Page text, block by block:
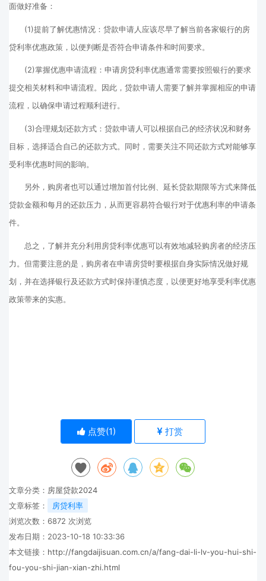
面做好准备：
(1)提前了解优惠情况：贷款申请人应该尽早了解当前各家银行的房
贷利率优惠政策，以便判断是否符合申请条件和时间要求。
(2)掌握优惠申请流程：申请房贷利率优惠通常需要按照银行的要求
提交相关材料和申请流程。因此，贷款申请人需要了解并掌握相应的申请
流程，以确保申请过程顺利进行。
(3)合理规划还款方式：贷款申请人可以根据自己的经济状况和财务
目标，选择适合自己的还款方式。同时，需要关注不同还款方式对能够享
受利率优惠时间的影响。
另外，购房者也可以通过增加首付比例、延长贷款期限等方式来降低
贷款金额和每月的还款压力，从而更容易符合银行对于优惠利率的申请条
件。
总之，了解并充分利用房贷利率优惠可以有效地减轻购房者的经济压
力。但需要注意的是，购房者在申请房贷时要根据自身实际情况做好规
划，并在选择银行及还款方式时保持谨慎态度，以便更好地享受利率优惠
政策带来的实惠。
点赞(1) 打赏
文章分类： 房屋贷款2024
文章标签：
房贷利率
浏览次数： 6872 次浏览
发布日期：2023-10-18 10:33:36
本文链接： http://fangdaijisuan.com.cn/a/fang-dai-li-lv-you-hui-shi-
fou-you-shi-jian-xian-zhi.html